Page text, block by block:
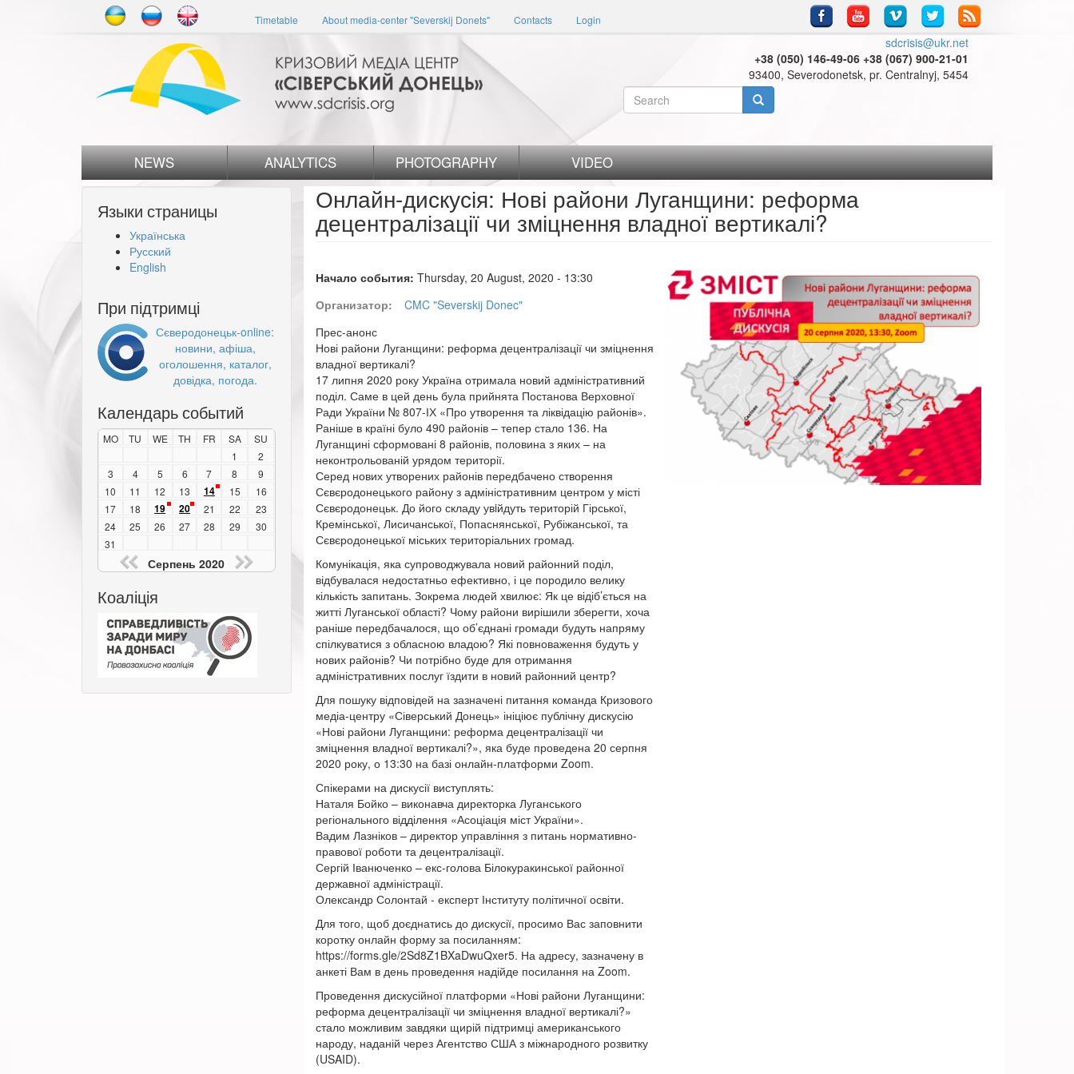
Timetable About media-center "Severskij Donets" Contacts Login
sdcrisis@ukr.net
+38 (050) 146-49-06 +38 (067) 900-21-01
93400, Severodonetsk, pr. Centralnyj, 5454
Search
form
NEWS ANALYTICS PHOTOGRAPHY VIDEO
Языки страницы
Українська
Русский
English
При підтримці
Сєверодонецьк-online:
новини, афіша,
оголошення, каталог,
довідка, погода.
Календарь событий
MO TU WE TH FR SA
SU
1
2
3
4 5 6 7 8
9
10
11 12 13 14 15
16
17
18 19 20 21 22
23
24
25 26 27 28 29
30
31
Серпень 2020
Коаліція
Онлайн-дискусія: Нові райони Луганщини: реформа
децентралізації чи зміцнення владної вертикалі?
Начало события: Thursday, 20 August, 2020 - 13:30
Организатор:
CMC "Severskij Donec"
Прес-анонс
Нові райони Луганщини: реформа децентралізації чи зміцнення
владної вертикалі?
17 липня 2020 року Україна отримала новий адміністративний
поділ. Саме в цей день була прийнята Постанова Верховної
Ради України № 807-ІХ «Про утворення та ліквідацію районів».
Раніше в країні було 490 районів – тепер стало 136. На
Луганщині сформовані 8 районів, половина з яких – на
неконтрольованій урядом території.
Серед нових утворених районів передбачено створення
Сєвєродонецького району з адміністративним центром у місті
Сєвєродонецьк. До його складу увiйдуть територій Гірської,
Кремінської, Лисичанської, Попаснянської, Рубіжанської, та
Сєвєродонецької міських територіальних громад.
Комунікація, яка супроводжувала новий районний поділ,
відбувалася недостатньо ефективно, і це породило велику
кількість запитань. Зокрема людей хвилює: Як це відіб’ється на
житті Луганської області? Чому райони вирішили зберегти, хоча
раніше передбачалося, що об’єднані громади будуть напряму
спілкуватися з обласною владою? Які повноваження будуть у
нових районів? Чи потрібно буде для отримання
адміністративних послуг їздити в новий районний центр?
Для пошуку відповідей на зазначені питання команда Кризового
медіа-центру «Сіверський Донець» ініціює публічну дискусію
«Нові райони Луганщини: реформа децентралізації чи
зміцнення владної вертикалі?», яка буде проведена 20 серпня
2020 року, о 13:30 на базі онлайн-платформи Zoom.
Спікерами на дискусії виступлять:
Наталя Бойко – виконавча директорка Луганського
регіонального відділення «Асоціація міст України».
Вадим Лазніков – директор управління з питань нормативно-
правової роботи та децентралізації.
Сергій Іванюченко – екс-голова Білокуракинської районної
державної адміністрації.
Олександр Солонтай - експерт Інституту політичної освіти.
Для того, щоб доєднатись до дискусії, просимо Вас заповнити
коротку онлайн форму за посиланням:
https://forms.gle/2Sd8Z1BXaDwuQxer5. На адресу, зазначену в
анкеті Вам в день проведення надійде посилання на Zoom.
Проведення дискусійної платформи «Нові райони Луганщини:
реформа децентралізації чи зміцнення владної вертикалі?»
стало можливим завдяки щирій підтримці американського
народу, наданій через Агентство США з міжнародного розвитку
(USAID).